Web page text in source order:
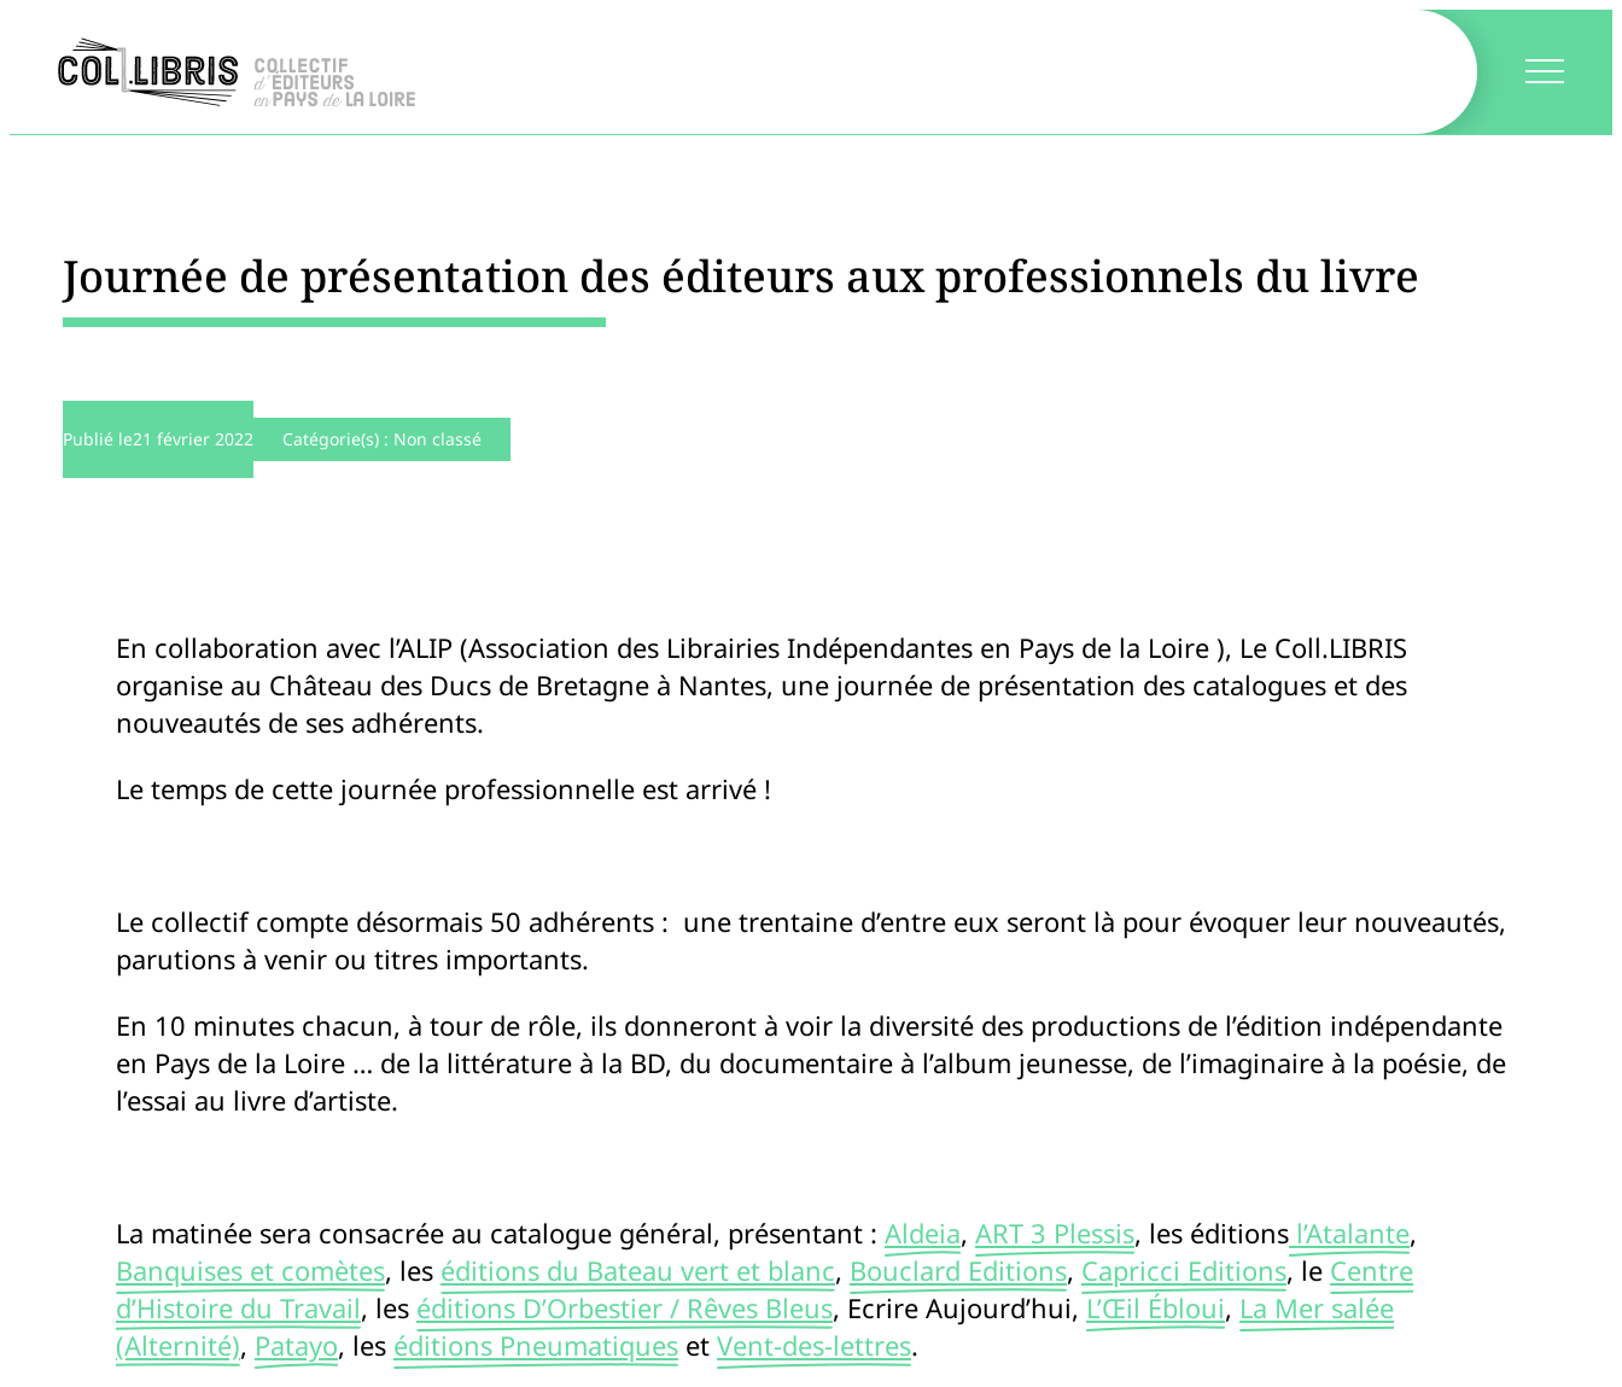
Journée de présentation des éditeurs aux professionnels du livre
Publié le21 février 2022 Catégorie(s) : Non classé
En collaboration avec l’ALIP (Association des Librairies Indépendantes en Pays de la Loire ), Le Coll.LIBRIS
organise au Château des Ducs de Bretagne à Nantes, une journée de présentation des catalogues et des
nouveautés de ses adhérents.
Le temps de cette journée professionnelle est arrivé !
Le collectif compte désormais 50 adhérents : une trentaine d’entre eux seront là pour évoquer leur nouveautés,
parutions à venir ou titres importants.
En 10 minutes chacun, à tour de rôle, ils donneront à voir la diversité des productions de l’édition indépendante
en Pays de la Loire … de la littérature à la BD, du documentaire à l’album jeunesse, de l’imaginaire à la poésie, de
l’essai au livre d’artiste.
La matinée sera consacrée au catalogue général, présentant : Aldeia, ART 3 Plessis, les éditions l’Atalante,
Banquises et comètes, les éditions du Bateau vert et blanc, Bouclard Editions, Capricci Editions, le Centre
d’Histoire du Travail, les éditions D’Orbestier / Rêves Bleus, Ecrire Aujourd’hui, L’Œil Ébloui, La Mer salée
(Alternité), Patayo, les éditions Pneumatiques et Vent-des-lettres.